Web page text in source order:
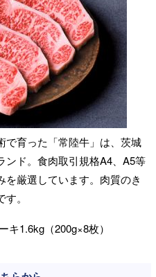
で育った「常陸牛」は、茨城
ンド。食肉取引規格A4、A5等
厳選しています。肉質のき
。
キ1.6kg（200g×8枚）